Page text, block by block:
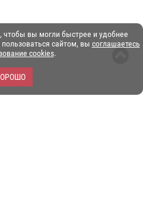
вы могли быстрее и удобнее
сайтом, вы соглашаетесь
cookies.